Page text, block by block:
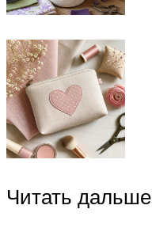
Читать дальше